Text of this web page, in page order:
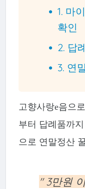
1. 마
확인
2. 답
3. 연
고향사랑e음으
부터 답례품까
으로 연말정산
" 3만원